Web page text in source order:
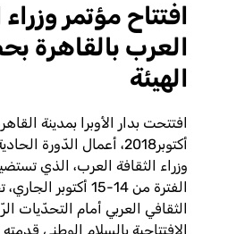
افتتاح مؤتمر وزراء
العرب بالقاهرة
الهيئة
أكتوبر2018، أعمال الدّورة
وزراء الثقافة العرب، الذي
الفترة من 14-15
الثقافي العربي أمام التحدّيات
الافتتاحية بالسلام الوطني